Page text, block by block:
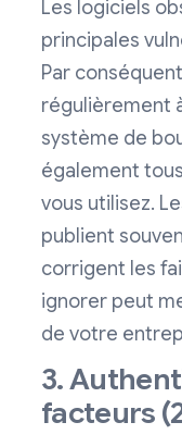
Les logiciels
principales
Par
régulièrement
système de
également
vous utilisez.
publient
corrigent les
ignorer peut
de votre
3.
facteurs